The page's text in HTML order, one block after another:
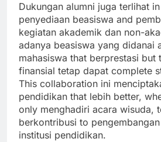
Dukungan alumni juga terlihat
penyediaan beasiswa and
kegiatan akademik dan non-
adanya beasiswa yang didanai
mahasiswa that berprestasi but
finansial tetap dapat complete
This collaboration ini
pendidikan that lebih better,
only menghadiri acara wisuda,
berkontribusi to
institusi pendidikan.